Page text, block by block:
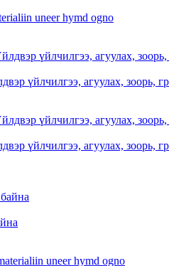
uneer hymd ogno
үйлчилгээ, агуулах, зоорь,
үйлчилгээ, агуулах, зоорь,